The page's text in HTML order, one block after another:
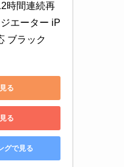
時間連続再
エーター iP
ブラック
る
る
グで見る